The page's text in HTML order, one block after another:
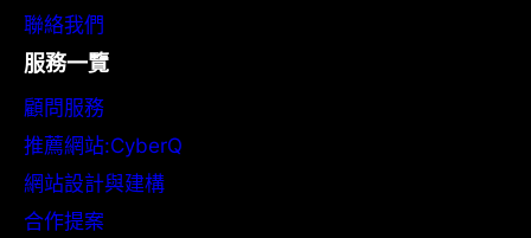
聯絡我們
服務一覽
顧問服務
推薦網站:CyberQ
網站設計與建構
合作提案